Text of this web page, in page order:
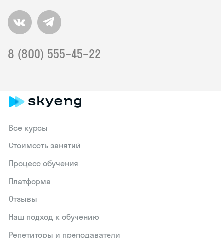
8 (800) 555–45–22
Все курсы
Стоимость занятий
Процесс обучения
Платформа
Отзывы
Наш подход к обучению
Репетиторы и преподаватели